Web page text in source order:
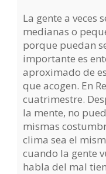
La gente a veces
medianas o
porque puedan
importante es
aproximado de
que acogen. En
cuatrimestre.
la mente, no
mismas
clima sea el
cuando la gente
habla del mal